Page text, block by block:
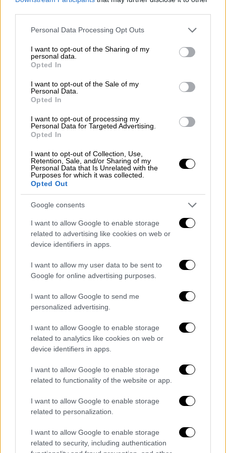
Please note that this website/app uses one or more Google
not limited to your visit or usage behaviour. You may click to
grant or deny consent to Google and its third-party tags to
use your data for below specified purposes in below Google
consent section.
Personal Data Processing Opt Outs
I want to opt-out of the Sharing of my
personal data.
Opted In
I want to opt-out of the Sale of my
Personal Data.
Opted In
I want to opt-out of processing my
Personal Data for Targeted Advertising.
Opted In
I want to opt-out of Collection, Use,
Retention, Sale, and/or Sharing of my
Personal Data that Is Unrelated with the
Purposes for which it was collected.
Opted Out
Google consents
I want to allow Google to enable storage
related to advertising like cookies on web or
device identifiers in apps.
I want to allow my user data to be sent to
Google for online advertising purposes.
I want to allow Google to send me
personalized advertising.
I want to allow Google to enable storage
related to analytics like cookies on web or
device identifiers in apps.
I want to allow Google to enable storage
related to functionality of the website or app.
I want to allow Google to enable storage
related to personalization.
I want to allow Google to enable storage
related to security, including authentication
Open life|08.12.2019 13:24
Υιοθέτησα έναν σκύλο και με έμαθε να
αγαπώ δίχως προϋποθέσεις
Ένας εγκαταλελειμμένος σκύλος βρίσκει
τη θαλπωρή και διδάσκει στη νέα του
οικογένεια την ανιδιοτελή αγάπη - Γιατί η
υιοθεσία ενός ζώου είναι μια πράξη
προσφοράς αλλά και ουσιαστικής αλλαγής
Open life|29.11.2019 15:40
Γιατί κάποιοι άνθρωποι βιώνουν τις
γιορτές ως μια τραυματική περίοδο
Οι σκέψεις, τα συναισθήματα και οι